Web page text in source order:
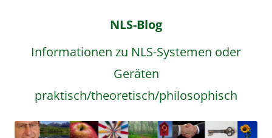
NLS-Blog
Informationen zu NLS-Systemen oder
Geräten
praktisch/theoretisch/philosophisch